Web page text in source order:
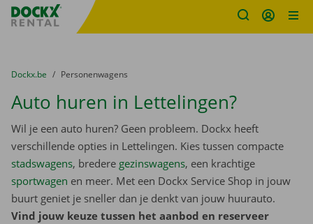
Fratello DEMO
U bevindt zich hier:
van
Dockx.be naar
Personenwagens
Auto huren in Lettelingen?
Wil je een auto huren? Geen probleem. Dockx heeft
verschillende opties in Lettelingen. Kies tussen compacte
stadswagens, bredere gezinswagens, een krachtige
sportwagen en meer. Met een Dockx Service Shop in jouw
buurt geniet je sneller dan je denkt van jouw huurauto.
Vind jouw keuze tussen het aanbod en reserveer